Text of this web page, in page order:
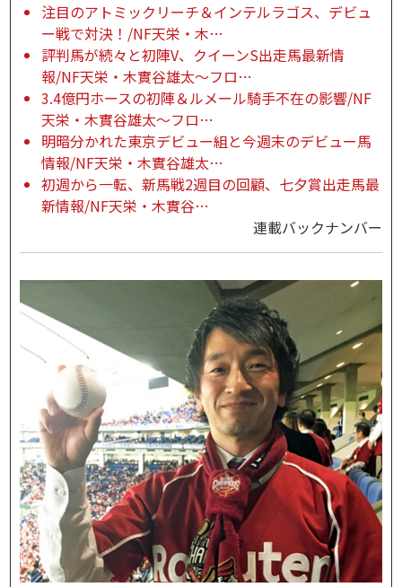
注目のアトミックリーチ＆インテルラゴス、デビュ
ー戦で対決！/NF天栄・木…
評判馬が続々と初陣V、クイーンS出走馬最新情
報/NF天栄・木實谷雄太～フロ…
3.4億円ホースの初陣＆ルメール騎手不在の影響/NF
天栄・木實谷雄太～フロ…
明暗分かれた東京デビュー組と今週末のデビュー馬
情報/NF天栄・木實谷雄太…
初週から一転、新馬戦2週目の回顧、七夕賞出走馬最
新情報/NF天栄・木實谷…
連載バックナンバー